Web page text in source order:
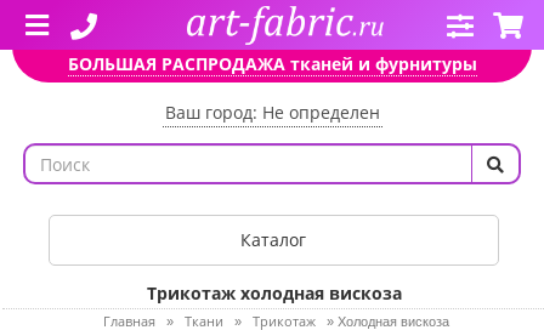
БОЛЬШАЯ РАСПРОДАЖА тканей и фурнитуры
Ваш город: Не определен
Каталог
Трикотаж холодная вискоза
Главная » Ткани » Трикотаж » Холодная вискоза